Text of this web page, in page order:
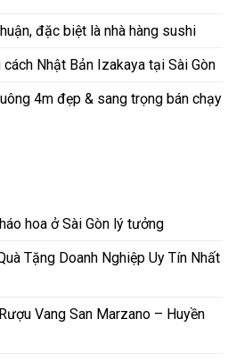
đặc biệt là nhà hàng sushi
Nhật Bản Izakaya tại Sài Gòn
4m đẹp & sang trọng bán chạy
hoa ở Sài Gòn lý tưởng
Tặng Doanh Nghiệp Uy Tín Nhất
Vang San Marzano – Huyền